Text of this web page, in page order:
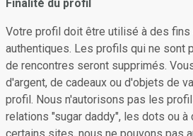
Finalité du profil
Votre profil doit être utilisé à des fins
authentiques. Les profils qui ne sont
de rencontres seront supprimés.
d'argent, de cadeaux ou d'objets de
profil. Nous n'autorisons pas les
relations "sugar daddy", les dots ou